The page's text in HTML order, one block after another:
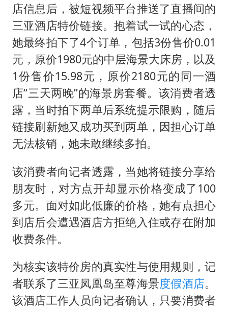
店信息后，被短视频平台推送了直播间的
三亚酒店特价链接。抱着试一试的心态，
她最终拍下了4个订单，包括3份售价0.01
元，原价1980元的中层海景大床房，以及
1份售价15.98元，原价2180元的同一酒
店“三天两晚”的海景房套餐。该消费者透
露，当时拍下两单后系统提示限购，随后
链接刷新她又成功买到两单，因担心订单
无法核销，她未敢继续多拍。
该消费者向记者透露，当她将链接分享给
朋友时，对方点开却显示价格变成了100
多元。面对如此低廉的价格，她有点担心
到店后会遭遇酒店方拒绝入住或存在附加
收费条件。
为核实该特价房的真实性与使用规则，记
者联系了三亚凤凰岛至尊海景度假酒店。
该酒店工作人员向记者确认，只要消费者